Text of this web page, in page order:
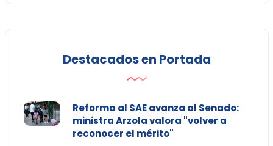
Destacados en Portada
Reforma al SAE avanza al Senado:
ministra Arzola valora "volver a
reconocer el mérito"